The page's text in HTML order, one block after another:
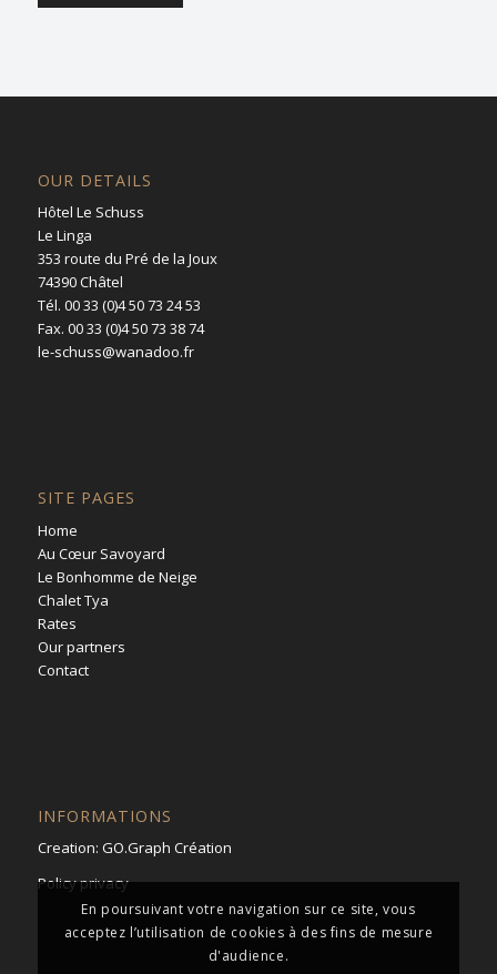
OUR DETAILS
Hôtel Le Schuss
Le Linga
353 route du Pré de la Joux
74390 Châtel
Tél. 00 33 (0)4 50 73 24 53
Fax. 00 33 (0)4 50 73 38 74
le-schuss@wanadoo.fr
SITE PAGES
Home
Au Cœur Savoyard
Le Bonhomme de Neige
Chalet Tya
Rates
Our partners
Contact
INFORMATIONS
Creation: GO.Graph Création
Policy privacy
En poursuivant votre navigation sur ce site, vous
acceptez l’utilisation de cookies à des fins de mesure
d'audience.